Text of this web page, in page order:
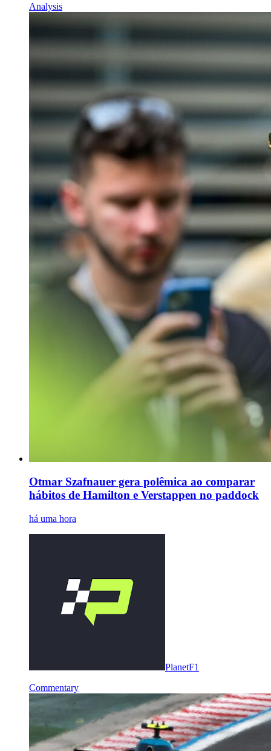
Analysis
Otmar Szafnauer gera polêmica ao comparar
hábitos de Hamilton e Verstappen no paddock
há uma hora
PlanetF1
Commentary